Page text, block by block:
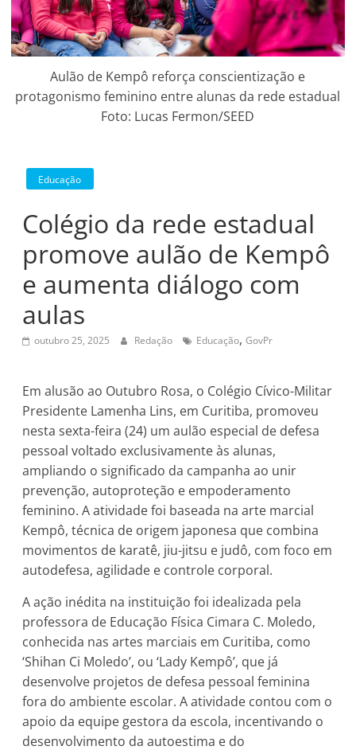
Aulão de Kempô reforça conscientização e
protagonismo feminino entre alunas da rede estadual
Foto: Lucas Fermon/SEED
Educação
Colégio da rede estadual
promove aulão de Kempô
e aumenta diálogo com
aulas
outubro 25, 2025 Redação Educação,GovPr
Em alusão ao Outubro Rosa, o Colégio Cívico-Militar
Presidente Lamenha Lins, em Curitiba, promoveu
nesta sexta-feira (24) um aulão especial de defesa
pessoal voltado exclusivamente às alunas,
ampliando o significado da campanha ao unir
prevenção, autoproteção e empoderamento
feminino. A atividade foi baseada na arte marcial
Kempô, técnica de origem japonesa que combina
movimentos de karatê, jiu-jitsu e judô, com foco em
autodefesa, agilidade e controle corporal.
A ação inédita na instituição foi idealizada pela
professora de Educação Física Cimara C. Moledo,
conhecida nas artes marciais em Curitiba, como
‘Shihan Ci Moledo’, ou ‘Lady Kempô’, que já
desenvolve projetos de defesa pessoal feminina
fora do ambiente escolar. A atividade contou com o
apoio da equipe gestora da escola, incentivando o
desenvolvimento da autoestima e do